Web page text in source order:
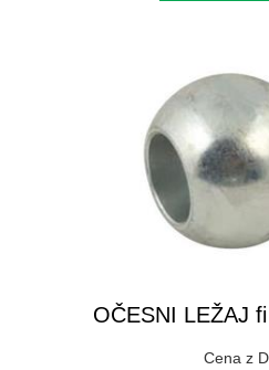
OČESNI LEŽAJ
Cena z